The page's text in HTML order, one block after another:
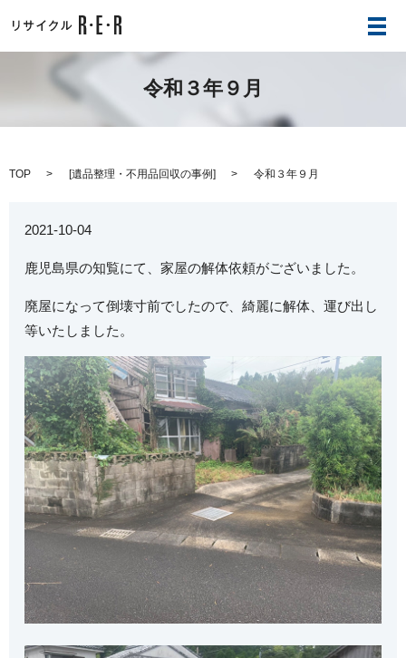
メ
令和３年９月
TOP [遺品整理・不用品回収の事例] 令和３年９月
2021-10-04
鹿児島県の知覧にて、家屋の解体依頼がございました。
廃屋になって倒壊寸前でしたので、綺麗に解体、運び出し
等いたしました。